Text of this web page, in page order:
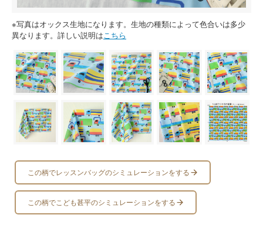
※写真はオックス生地になります。生地の種類によって色合いは多少
異なります。詳しい説明はこちら
この柄でレッスンバッグのシミュレーションをする
この柄でこども甚平のシミュレーションをする